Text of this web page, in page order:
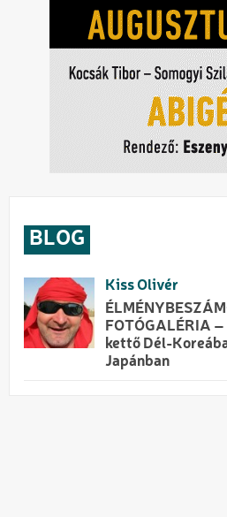
BLOG
Kiss Olivér
FOTÓGALÉRIA
kettő Dél-
Japánban